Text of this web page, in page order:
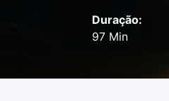
Duração:
97 Min